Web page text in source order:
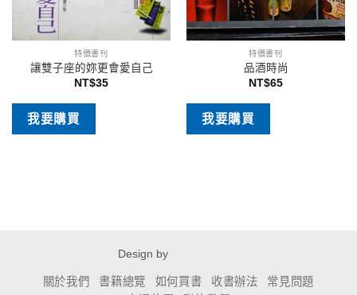
特價書刊
讓雙子座的妳更會愛自己
NT$35
我要購買
特價書刊
品酒時尚
NT$65
我要購買
Design by
關於我們 書籍總覽 如何買書 收書辦法
常見問題